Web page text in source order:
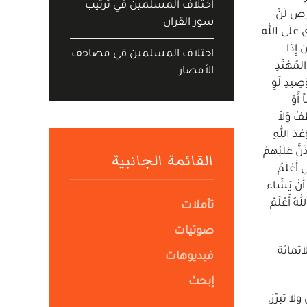
لَنْ
عَلَى اللهِ
إِذَا
لَوِ
أَوْ
وَلاَ
اللهِ
عَلَيْهِمْ
أَعْلَمُ
أَنْ يَشَاءَ
أَعْلَمُ
تبرّز،
اختلاف المسلمين في ترتيب
سور القران
اختلاف المسلمين في مصاحف
الأمصار
القائمة الجانبية
تأملات
صوتيات
فيديوهات
إبحث